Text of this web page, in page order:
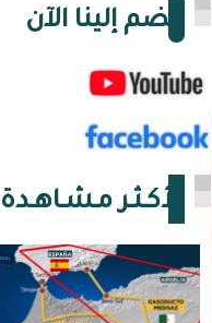
انضم إلينا الآن
الأكـثـر مـشـاهـدة